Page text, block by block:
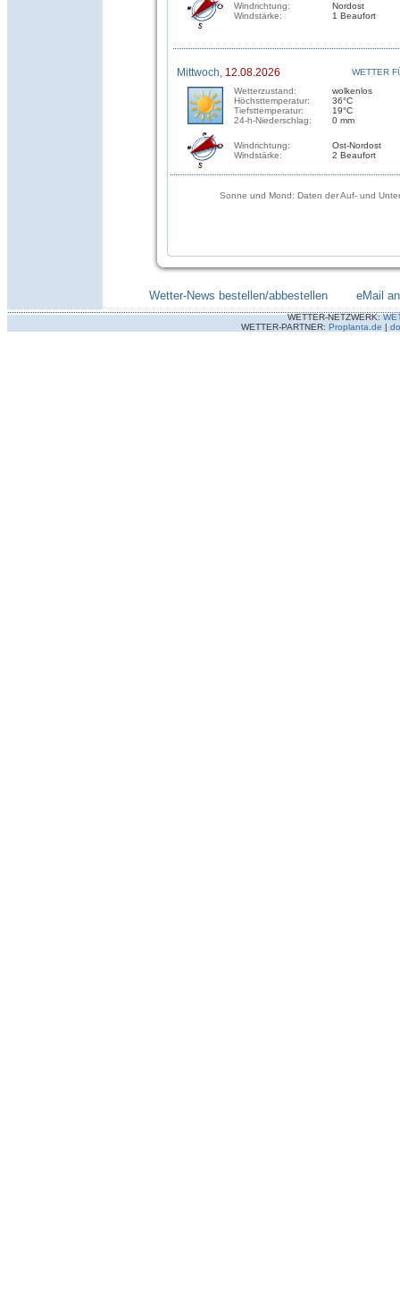
Windrichtung:
Windstärke:
Nordost
1 Beaufort
Mittwoch, 12.08.2026
WETTER
Wetterzustand:
Höchsttemperatur:
Tiefsttemperatur:
24-h-Niederschlag:
wolkenlos
36°C
19°C
0 mm
Windrichtung:
Windstärke:
Ost-Nordost
2 Beaufort
Sonne und Mond: Daten der Auf- und
Wetter-News bestellen/abbestellen eMail
WETTER-NETZWERK:
WETTER-PARTNER: Proplanta.de |